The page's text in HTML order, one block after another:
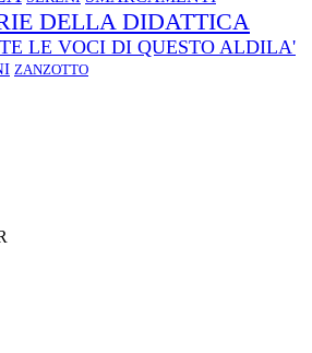
DELLA DIDATTICA
LE VOCI DI QUESTO ALDILA'
ZANZOTTO